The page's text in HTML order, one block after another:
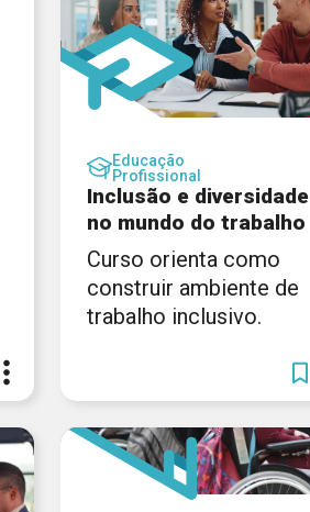
Educação
Profissional
Inclusão e diversidade
no mundo do trabalho
Curso orienta como
construir ambiente de
trabalho inclusivo.